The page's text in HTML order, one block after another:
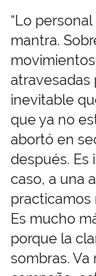
“Lo
mantra.
atravesadas
inevitable
que ya no
abortó en
después. Es
caso, a una
practicamos
Es mucho
porque la
sombras. Va